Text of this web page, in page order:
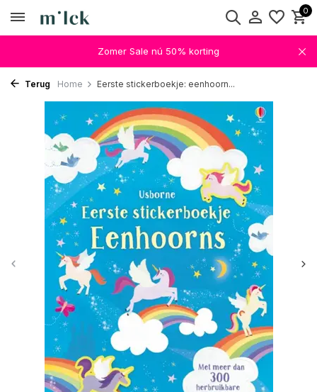
0
Zomer Sale nú 50% korting
Terug Home Eerste stickerboekje: eenhoorn...